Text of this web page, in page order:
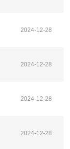
2024-12-28
2024-12-28
2024-12-28
2024-12-28